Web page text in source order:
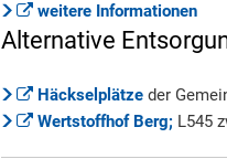
weitere Informationen
Alternative
Häckselplätze der
Wertstoffhof Berg; L545